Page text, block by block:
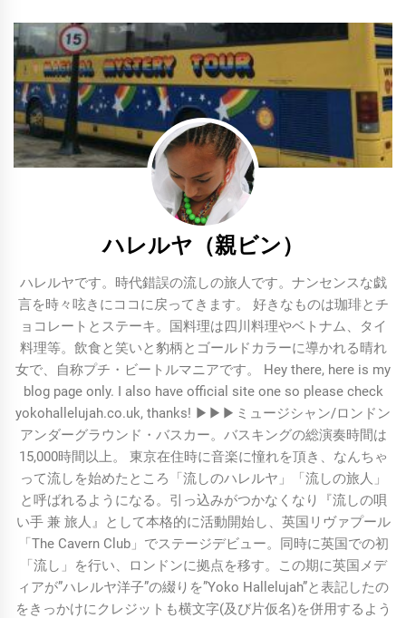
シ
ョ
ン
ハレルヤ（親ビン）
ハレルヤです。時代錯誤の流しの旅人です。ナンセンスな戯
言を時々呟きにココに戻ってきます。 好きなものは珈琲とチ
ョコレートとステーキ。国料理は四川料理やベトナム、タイ
料理等。飲食と笑いと豹柄とゴールドカラーに導かれる晴れ
女で、自称プチ・ビートルマニアです。 Hey there, here is my
blog page only. I also have official site one so please check
yokohallelujah.co.uk, thanks! ▶︎▶︎▶︎ミュージシャン/ロンドン
アンダーグラウンド・バスカー。バスキングの総演奏時間は
15,000時間以上。 東京在住時に音楽に憧れを頂き、なんちゃ
って流しを始めたところ「流しのハレルヤ」「流しの旅人」
と呼ばれるようになる。引っ込みがつかなくなり『流しの唄
い手 兼 旅人』として本格的に活動開始し、英国リヴァプール
「The Cavern Club」でステージデビュー。同時に英国での初
「流し」を行い、ロンドンに拠点を移す。この期に英国メデ
ィアが”ハレルヤ洋子”の綴りを”Yoko Hallelujah”と表記したの
をきっかけにクレジットも横文字(及び片仮名)を併用するよう